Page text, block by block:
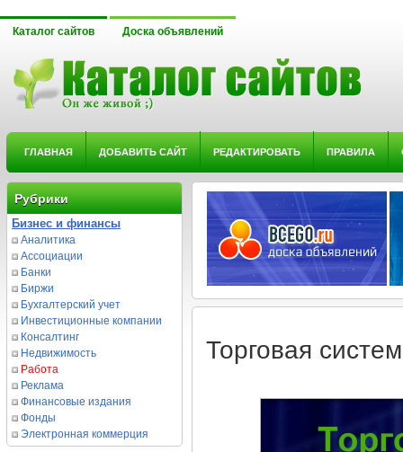
Каталог сайтов Доска объявлений
ГЛАВНАЯ ДОБАВИТЬ САЙТ РЕДАКТИРОВАТЬ ПРАВИЛА
Рубрики
Бизнес и финансы
Аналитика
Ассоциации
Банки
Биржи
Бухгалтерский учет
Инвестиционные компании
Консалтинг
Недвижимость
Работа
Реклама
Финансовые издания
Фонды
Электронная коммерция
Торговая